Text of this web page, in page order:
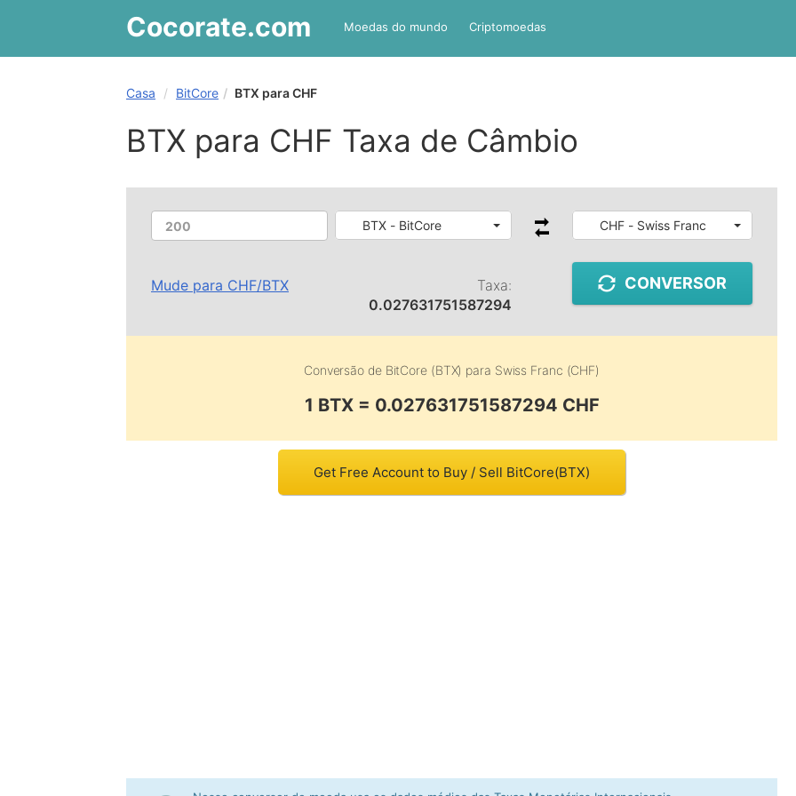
Cocorate.com Moedas do mundo Criptomoedas
Casa BitCore BTX para CHF
BTX para CHF Taxa de Câmbio
BTX - BitCore CHF - Swiss Franc
Mude para CHF/BTX
Taxa:
0.027631751587294
CONVERSOR
Conversão de BitCore (BTX) para Swiss Franc (CHF)
1 BTX = 0.027631751587294 CHF
Get Free Account to Buy / Sell BitCore(BTX)